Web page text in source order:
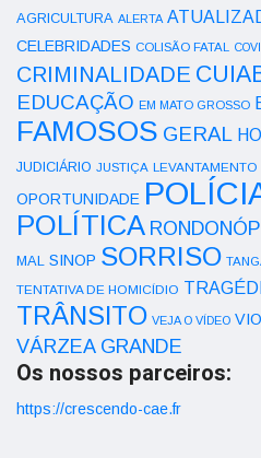
AGRICULTURA ALERTA
CELEBRIDADES COLISÃO FATAL
CRIMINALIDADE
EDUCAÇÃO EM MATO GROSSO
FAMOSOS GERAL
JUDICIÁRIO JUSTIÇA LEVANTAMENTO
OPORTUNIDADE
POLÍTICA
MAL SINOP SORRISO
TENTATIVA DE HOMICÍDIO
TRÂNSITO VEJA O VÍDEO
VÁRZEA GRANDE
Os nossos parceiros:
https://crescendo-cae.fr